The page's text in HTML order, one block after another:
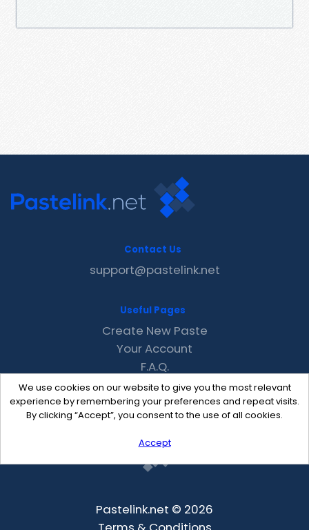
We use cookies on our website to give you the most relevant
experience by remembering your preferences and repeat visits.
By clicking “Accept”, you consent to the use of all cookies.
Accept
Contact Us
support@pastelink.net
Useful Pages
Create New Paste
Your Account
F.A.Q.
Recent
Contact
Pastelink.net © 2026